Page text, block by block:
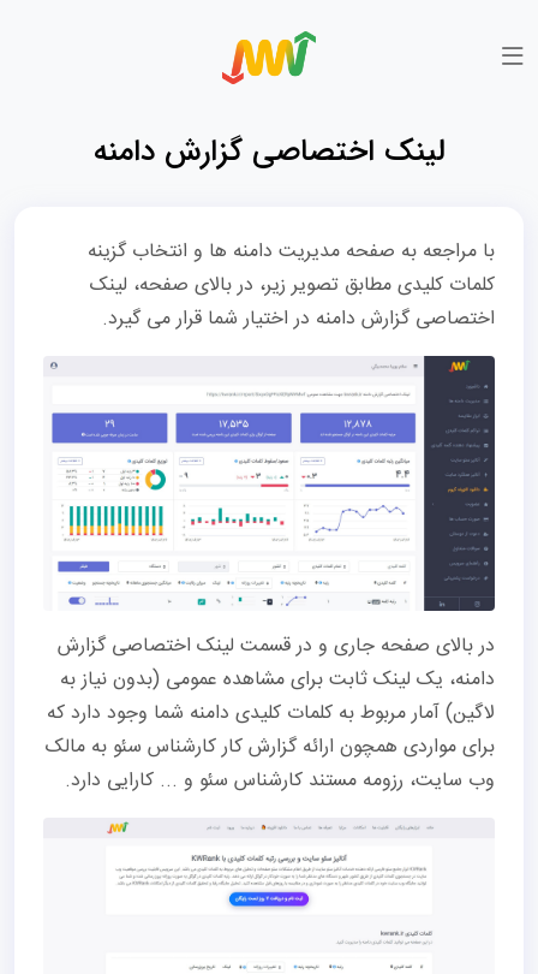
لینک اختصاصی گزارش دامنه
با مراجعه به صفحه مدیریت دامنه ها و انتخاب گزینه
کلمات کلیدی مطابق تصویر زیر، در بالای صفحه، لینک
اختصاصی گزارش دامنه در اختیار شما قرار می گیرد.
در بالای صفحه جاری و در قسمت لینک اختصاصی گزارش
دامنه، یک لینک ثابت برای مشاهده عمومی (بدون نیاز به
لاگین) آمار مربوط به کلمات کلیدی دامنه شما وجود دارد که
برای مواردی همچون ارائه گزارش کار کارشناس سئو به مالک
وب سایت، رزومه مستند کارشناس سئو و ... کارایی دارد.